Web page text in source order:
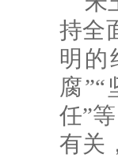
持全
明的
腐
任”
有关